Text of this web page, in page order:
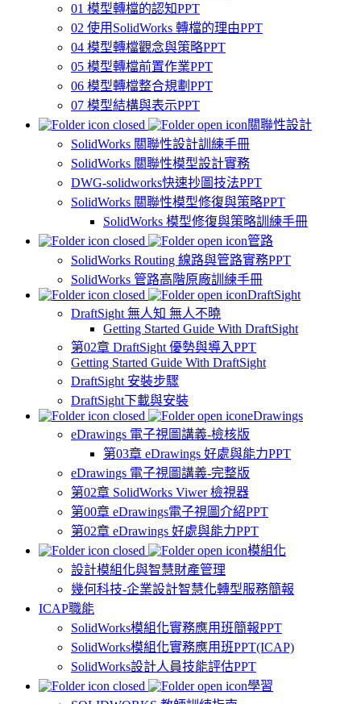
01 模型轉檔的認知PPT
02 使用SolidWorks 轉檔的理由PPT
04 模型轉檔觀念與策略PPT
05 模型轉檔前置作業PPT
06 模型轉檔整合規劃PPT
07 模型結構與表示PPT
關聯性設計
SolidWorks 關聯性設計訓練手冊
SolidWorks 關聯性模型設計實務
DWG-solidworks快速抄圖技法PPT
SolidWorks 關聯性模型修復與策略PPT
SolidWorks 模型修復與策略訓練手冊
管路
SolidWorks Routing 線路與管路實務PPT
SolidWorks 管路高階原廠訓練手冊
DraftSight
DraftSight 無人知 無人不曉
Getting Started Guide With DraftSight
第02章 DraftSight 優勢與導入PPT
Getting Started Guide With DraftSight
DraftSight 安裝步驟
DraftSight下載與安裝
eDrawings
eDrawings 電子視圖講義-檢核版
第03章 eDrawings 好處與能力PPT
eDrawings 電子視圖講義-完整版
第02章 SolidWorks Viwer 檢視器
第00章 eDrawings電子視圖介紹PPT
第02章 eDrawings 好處與能力PPT
模組化
設計模組化與智慧財產管理
幾何科技-企業設計智慧化轉型服務簡報
ICAP職能
SolidWorks模組化實務應用班簡報PPT
SolidWorks模組化實務應用班PPT(ICAP)
SolidWorks設計人員技能評估PPT
學習